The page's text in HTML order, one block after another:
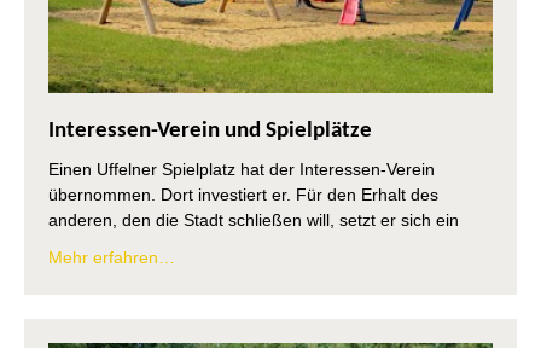
Interessen-Verein und Spielplätze
Einen Uffelner Spielplatz hat der Interessen-Verein
übernommen. Dort investiert er. Für den Erhalt des
anderen, den die Stadt schließen will, setzt er sich ein
Mehr erfahren…